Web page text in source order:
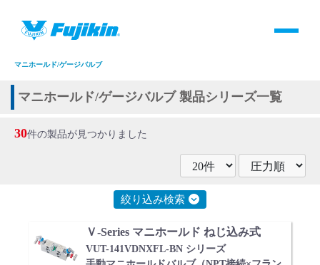
バルブ・継手・システムを探す
製品カタログダウンロード
サポート
マニホールド/ゲージバルブ
マニホールド/ゲージバルブ 製品シリーズ一覧
30件の製品が見つかりました
絞り込み検索
Ｖ-Series マニホールド ねじ込み式
VUT-141VDNXFL-BN シリーズ